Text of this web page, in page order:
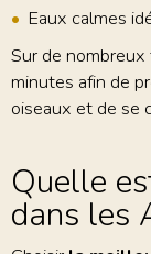
Eaux calmes
Sur de
minutes afin de
oiseaux et de se
Quelle
dans les